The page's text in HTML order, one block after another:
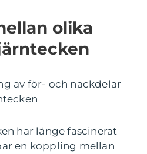
olika
av för- och nackdelar
har länge fascinerat
en koppling mellan